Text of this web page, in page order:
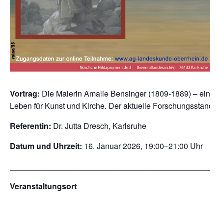
Vortrag: Die Malerin Amalie Bensinger (1809-1889) – ein
Leben für Kunst und Kirche. Der aktuelle Forschungsstand
Referentin: Dr. Jutta Dresch, Karlsruhe
Datum und Uhrzeit: 16. Januar 2026, 19:00–21:00 Uhr
Veranstaltungsort